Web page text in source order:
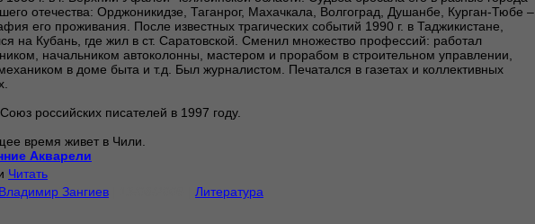
отечества: Орджоникидзе, Таганрог, Махачкала, Волгоград, Душанбе, Курган-Тюбе –
его проживания. После известных трагических событий 1990 г. в Таджикистане,
на Кубань, где жил в ст. Саратовской. Сменил множество профессий: работал
начальником автоколонны, мастером и прорабом в строительном управлении,
в доме быта и т.д. Был журналистом. Печатался в газетах и коллективных
российских писателей в 1997 году.
время живет в Чили.
Акварели
Читать
Владимир Зангиев Литература